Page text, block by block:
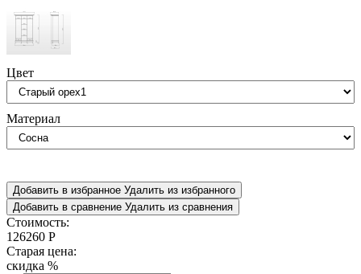
Цвет
Материал
Добавить в избранное Удалить из избранного
Добавить в сравнение Удалить из сравнения
Стоимость:
126260 Р
Старая цена:
скидка %